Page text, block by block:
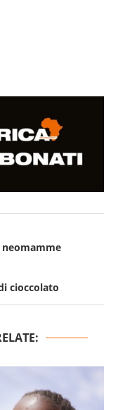
neomamme
cioccolato